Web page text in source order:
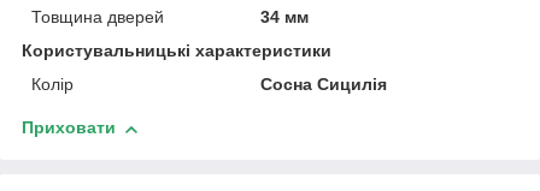
Товщина дверей
34 мм
Користувальницькі характеристики
Колір
Сосна Сицилія
Приховати